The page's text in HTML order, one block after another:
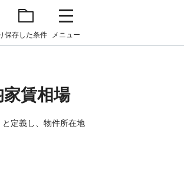
保存した条件 メニュー
賃相場
定義し、物件所在地